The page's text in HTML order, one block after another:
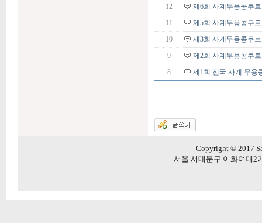
12
제6회 사계무용콩쿠
11
제5회 사계무용콩쿠
10
제3회 사계무용콩쿠
9
제2회 사계무용콩쿠
8
제1회 전국 사계 무용
Copyright © 2017
서울 서대문구 이화여대2